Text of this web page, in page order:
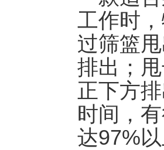
工作时
过筛篮
排出；
正下方
时间，
达97%